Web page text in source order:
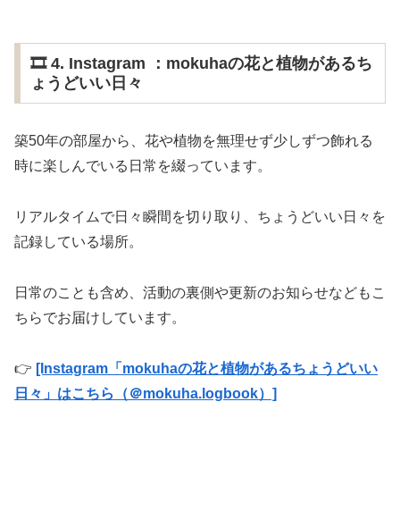
🎞️ 4. Instagram ：mokuhaの花と植物があるち
ょうどいい日々
築50年の部屋から、花や植物を無理せず少しずつ飾れる
時に楽しんでいる日常を綴っています。
リアルタイムで日々瞬間を切り取り、ちょうどいい日々を
記録している場所。
日常のことも含め、活動の裏側や更新のお知らせなどもこ
ちらでお届けしています。
👉 [Instagram「mokuhaの花と植物があるちょうどいい
日々」はこちら（＠mokuha.logbook）]